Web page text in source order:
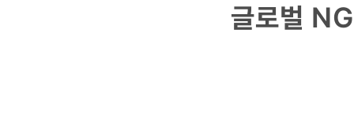
글로벌
글로벌